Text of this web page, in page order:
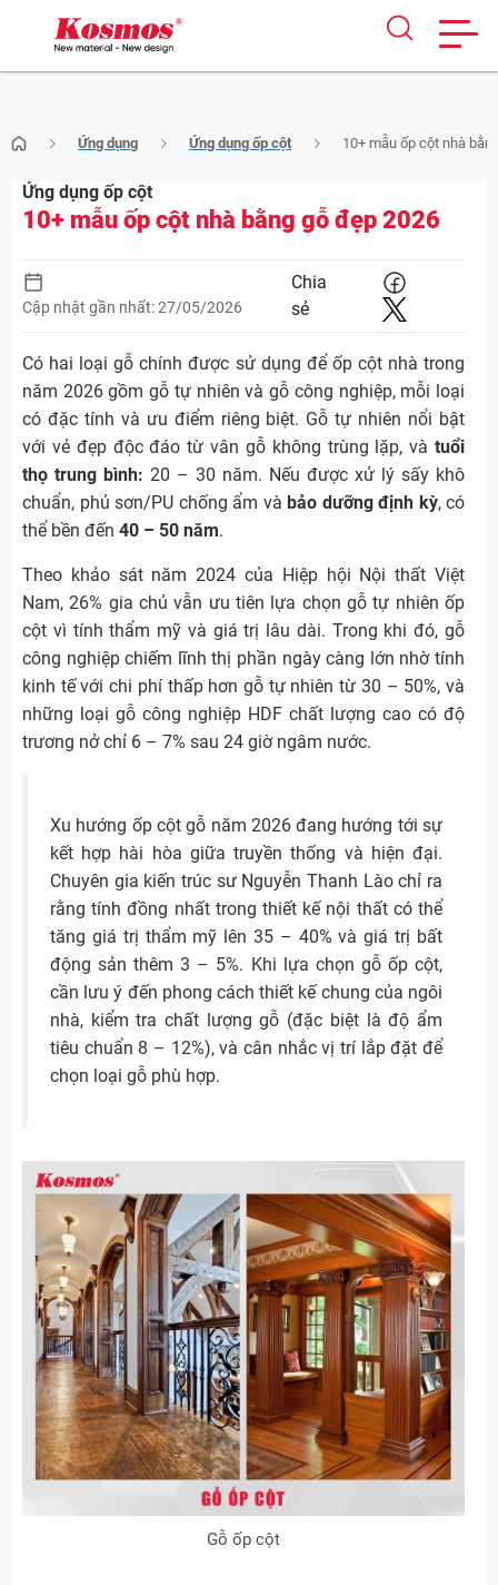
to
content
Ứng dụng Ứng dụng ốp cột 10+ mẫu ốp cột nhà
Ứng dụng ốp cột
10+ mẫu ốp cột nhà bằng gỗ đẹp 2026
Cập nhật gần nhất: 27/05/2026
Chia
sẻ
Có hai loại gỗ chính được sử dụng để ốp cột nhà trong
năm 2026 gồm gỗ tự nhiên và gỗ công nghiệp, mỗi loại
có đặc tính và ưu điểm riêng biệt. Gỗ tự nhiên nổi bật
với vẻ đẹp độc đáo từ vân gỗ không trùng lặp, và tuổi
thọ trung bình: 20 – 30 năm. Nếu được xử lý sấy khô
chuẩn, phủ sơn/PU chống ẩm và bảo dưỡng định kỳ, có
thể bền đến 40 – 50 năm.
Theo khảo sát năm 2024 của Hiệp hội Nội thất Việt
Nam, 26% gia chủ vẫn ưu tiên lựa chọn gỗ tự nhiên ốp
cột vì tính thẩm mỹ và giá trị lâu dài. Trong khi đó, gỗ
công nghiệp chiếm lĩnh thị phần ngày càng lớn nhờ tính
kinh tế với chi phí thấp hơn gỗ tự nhiên từ 30 – 50%, và
những loại gỗ công nghiệp HDF chất lượng cao có độ
trương nở chỉ 6 – 7% sau 24 giờ ngâm nước.
Xu hướng ốp cột gỗ năm 2026 đang hướng tới sự
kết hợp hài hòa giữa truyền thống và hiện đại.
Chuyên gia kiến trúc sư Nguyễn Thanh Lào chỉ ra
rằng tính đồng nhất trong thiết kế nội thất có thể
tăng giá trị thẩm mỹ lên 35 – 40% và giá trị bất
động sản thêm 3 – 5%. Khi lựa chọn gỗ ốp cột,
cần lưu ý đến phong cách thiết kế chung của ngôi
nhà, kiểm tra chất lượng gỗ (đặc biệt là độ ẩm
tiêu chuẩn 8 – 12%), và cân nhắc vị trí lắp đặt để
chọn loại gỗ phù hợp.
Gỗ ốp cột